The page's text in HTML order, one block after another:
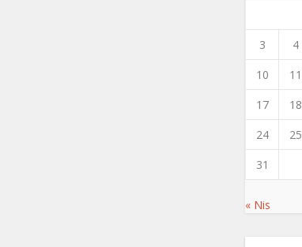
3
4
10
11
17
18
24
25
31
« Nis